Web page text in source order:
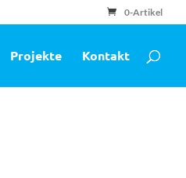
0-Artikel
Projekte Kontakt